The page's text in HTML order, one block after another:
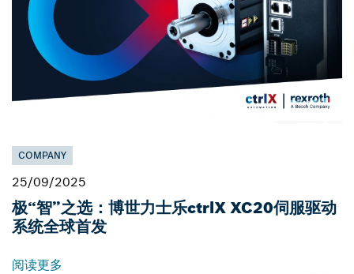
COMPANY
25/09/2025
极“智”之选：博世力士乐ctrlX XC20伺服驱动
系统全球首发
阅读更多